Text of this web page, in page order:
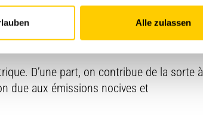
Alle zulassen
le concept, désormais éprouvé, sur
ainsi que sur des semi-remorques.
D’une part, on contribue de la sorte à
due aux émissions nocives et